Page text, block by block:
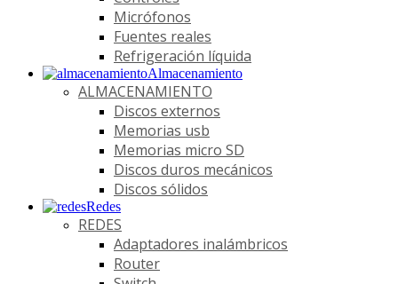
Micrófonos
Fuentes reales
Refrigeración líquida
Almacenamiento
ALMACENAMIENTO
Discos externos
Memorias usb
Memorias micro SD
Discos duros mecánicos
Discos sólidos
Redes
REDES
Adaptadores inalámbricos
Router